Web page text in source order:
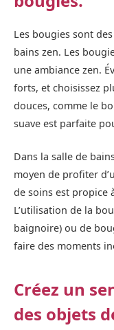
Les bougies sont
bains zen. Les
une ambiance zen.
forts, et choisissez
douces, comme le
suave est parfaite
Dans la salle de
moyen de profiter
de soins est propice
L’utilisation de la
baignoire) ou de
faire des moments
Créez un
des objets